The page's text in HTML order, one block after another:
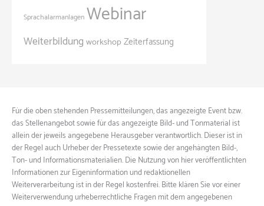
Sprachalarmanlagen Webinar
Weiterbildung workshop Zeiterfassung
Für die oben stehenden Pressemitteilungen, das angezeigte Event bzw.
das Stellenangebot sowie für das angezeigte Bild- und Tonmaterial ist
allein der jeweils angegebene Herausgeber verantwortlich. Dieser ist in
der Regel auch Urheber der Pressetexte sowie der angehängten Bild-,
Ton- und Informationsmaterialien. Die Nutzung von hier veröffentlichten
Informationen zur Eigeninformation und redaktionellen
Weiterverarbeitung ist in der Regel kostenfrei. Bitte klären Sie vor einer
Weiterverwendung urheberrechtliche Fragen mit dem angegebenen